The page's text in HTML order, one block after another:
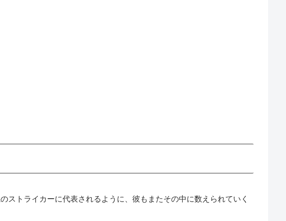
トライカーに代表されるように、彼もまたその中に数えられていく